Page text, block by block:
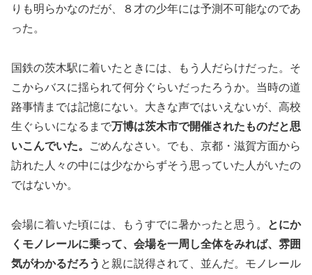
りも明らかなのだが、８才の少年には予測不可能なのであ
った。
国鉄の茨木駅に着いたときには、もう人だらけだった。そ
こからバスに揺られて何分ぐらいだったろうか。当時の道
路事情までは記憶にない。大きな声ではいえないが、高校
生ぐらいになるまで万博は茨木市で開催されたものだと思
いこんでいた。
ごめんなさい。でも、京都・滋賀方面から
訪れた人々の中には少なからずそう思っていた人がいたの
ではないか。
会場に着いた頃には、もうすでに暑かったと思う。
とにか
くモノレールに乗って、会場を一周し全体をみれば、雰囲
気がわかるだろう と親に説得されて、並んだ。モノレール